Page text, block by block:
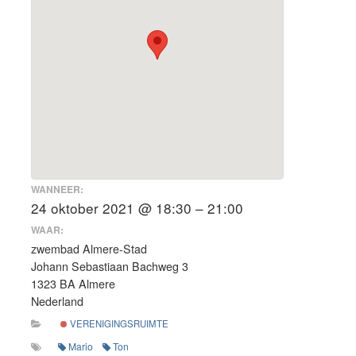
WANNEER:
24 oktober 2021 @ 18:30 – 21:00
WAAR:
zwembad Almere-Stad
Johann Sebastiaan Bachweg 3
1323 BA Almere
Nederland
VERENIGINGSRUIMTE
Mario Ton